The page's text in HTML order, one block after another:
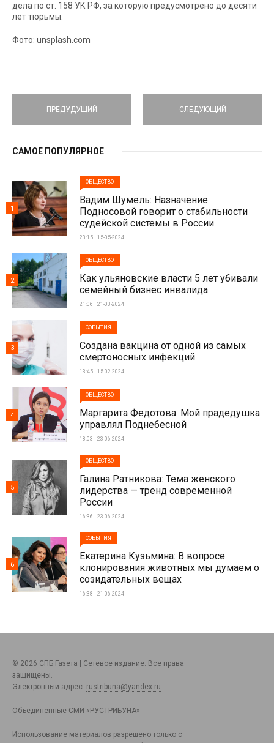
дела по ст. 158 УК РФ, за которую предусмотрено до десяти
лет тюрьмы.
Фото: unsplash.com
ПРЕДУДУЩИЙ СЛЕДУЮЩИЙ
САМОЕ ПОПУЛЯРНОЕ
ОБЩЕСТВО
Вадим Шумель: Назначение
Подносовой говорит о стабильности
судейской системы в России
23:15 | 15-05-2024
1
ОБЩЕСТВО
Как ульяновские власти 5 лет убивали
семейный бизнес инвалида
21:06 | 21-03-2024
2
СОБЫТИЯ
Создана вакцина от одной из самых
смертоносных инфекций
13:45 | 15-02-2024
3
ОБЩЕСТВО
Маргарита Федотова: Мой прадедушка
управлял Поднебесной
18:03 | 23-06-2024
4
ОБЩЕСТВО
Галина Ратникова: Тема женского
лидерства — тренд современной
России
16:36 | 23-06-2024
5
СОБЫТИЯ
Екатерина Кузьмина: В вопросе
клонирования животных мы думаем о
созидательных вещах
16:38 | 21-06-2024
6
© 2026 СПБ Газета | Сетевое издание. Все права
защищены.
Электронный адрес: rustribuna@yandex.ru
Объединенные СМИ «РУСТРИБУНА»
Использование материалов разрешено только с